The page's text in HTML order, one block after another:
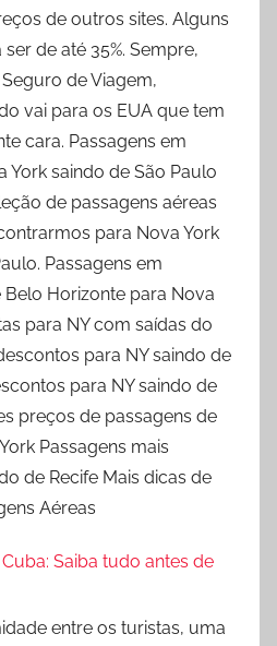
de outros sites. Alguns
de até 35%. Sempre,
de Viagem,
vai para os EUA que tem
cara. Passagens em
saindo de São Paulo
de passagens aéreas
para Nova York
Passagens em
Horizonte para Nova
para NY com saídas do
para NY saindo de
para NY saindo de
preços de passagens de
Passagens mais
de Recife Mais dicas de
Aéreas
Saiba tudo antes de
entre os turistas, uma